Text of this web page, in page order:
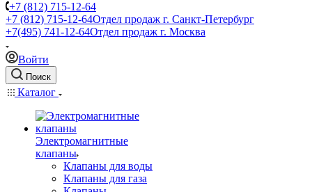
+7 (812) 715-12-64
+7 (812) 715-12-64Отдел продаж г. Санкт-Петербург
+7(495) 741-12-64Отдел продаж г. Москва
Войти
Поиск
Каталог
Электромагнитные
клапаны
Клапаны для воды
Клапаны для газа